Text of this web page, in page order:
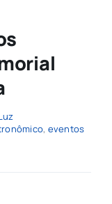
, eventos